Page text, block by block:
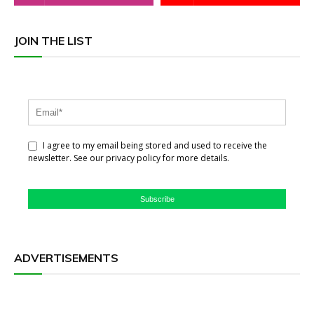
JOIN THE LIST
I agree to my email being stored and used to receive the
newsletter. See our privacy policy for more details.
Subscribe
ADVERTISEMENTS